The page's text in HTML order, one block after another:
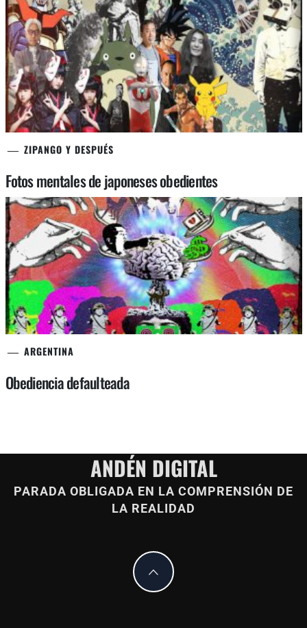
ZIPANGO Y DESPUÉS
Fotos mentales de japoneses obedientes
ARGENTINA
Obediencia defaulteada
ANDÉN DIGITAL
PARADA OBLIGADA EN LA COMPRENSIÓN DE
LA REALIDAD